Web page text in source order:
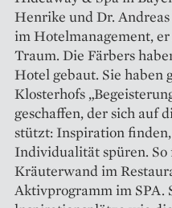
Henrike und Dr.
im Hotelmanagement,
Traum. Die Färbers
Hotel gebaut. Sie haben
Klosterhofs
geschaffen, der sich auf
stützt: Inspiration
Individualität spüren. So
Kräuterwand im
Aktivprogramm im SPA.